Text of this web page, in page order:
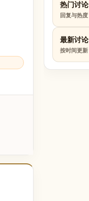
热门讨论
回复与热度
最新讨论
按时间更新